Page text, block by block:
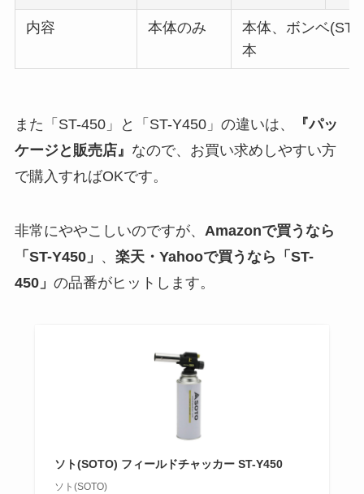
内容 本体のみ
本体、ボンベ(ST-
本
また「ST-450」と「ST-Y450」の違いは、
『パッ
ケージと販売店』 なので、お買い求めしやすい方
で購入すればOKです。
非常にややこしいのですが、 Amazonで買うなら
「ST-Y450」 、 楽天・Yahooで買うなら「ST-
450」 の品番がヒットします。
ソト(SOTO) フィールドチャッカー ST-Y450
ソト(SOTO)